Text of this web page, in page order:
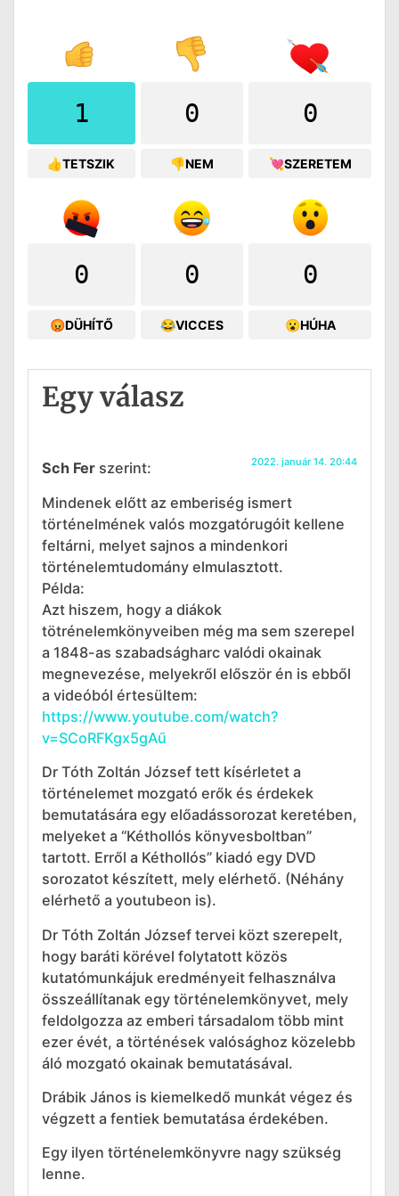
1
👍TETSZIK
0
👎NEM
0
💘SZERETEM
0
😡DÜHÍTŐ
0
😂VICCES
0
😮HÚHA
Egy válasz
Sch Fer szerint: 2022. január 14. 20:44
Mindenek előtt az emberiség ismert
történelmének valós mozgatórugóit kellene
feltárni, melyet sajnos a mindenkori
történelemtudomány elmulasztott.
Példa:
Azt hiszem, hogy a diákok
tötrénelemkönyveiben még ma sem szerepel
a 1848-as szabadságharc valódi okainak
megnevezése, melyekről először én is ebből
a videóból értesültem:
https://www.youtube.com/watch?
v=SCoRFKgx5gAű
Dr Tóth Zoltán József tett kísérletet a
történelemet mozgató erők és érdekek
bemutatására egy előadássorozat keretében,
melyeket a “Kéthollós könyvesboltban”
tartott. Erről a Kéthollós” kiadó egy DVD
sorozatot készített, mely elérhető. (Néhány
elérhető a youtubeon is).
Dr Tóth Zoltán József tervei közt szerepelt,
hogy baráti körével folytatott közös
kutatómunkájuk eredményeit felhasználva
összeállítanak egy történelemkönyvet, mely
feldolgozza az emberi társadalom több mint
ezer évét, a történések valósághoz közelebb
áló mozgató okainak bemutatásával.
Drábik János is kiemelkedő munkát végez és
végzett a fentiek bemutatása érdekében.
Egy ilyen történelemkönyvre nagy szükség
lenne.